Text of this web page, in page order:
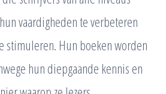
vaardigheden te verbeteren
stimuleren. Hun boeken worden
hun diepgaande kennis en